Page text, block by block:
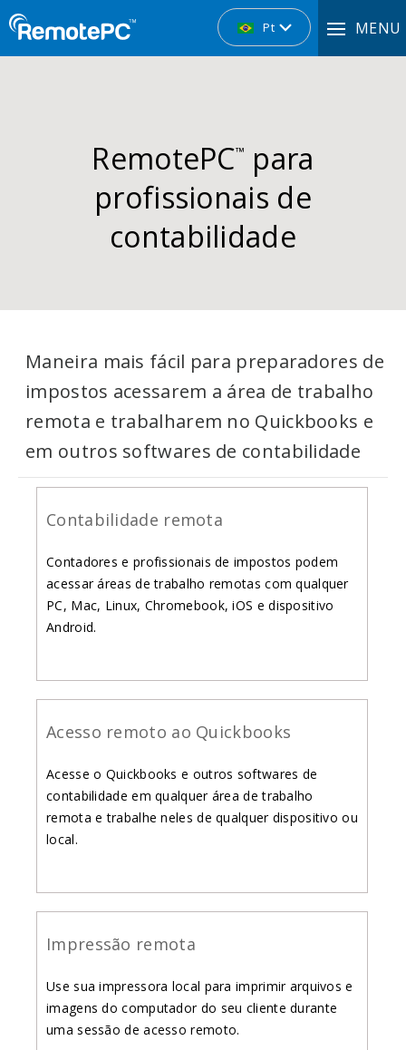
Pt MENU
RemotePC™
para
profissionais de
contabilidade
Maneira mais fácil para preparadores de
impostos acessarem a área de trabalho
remota e trabalharem no Quickbooks e
em outros softwares de contabilidade
Contabilidade remota
Contadores e profissionais de impostos podem
acessar áreas de trabalho remotas com qualquer
PC, Mac, Linux, Chromebook, iOS e dispositivo
Android.
Acesso remoto ao Quickbooks
Acesse o Quickbooks e outros softwares de
contabilidade em qualquer área de trabalho
remota e trabalhe neles de qualquer dispositivo ou
local.
Impressão remota
Use sua impressora local para imprimir arquivos e
imagens do computador do seu cliente durante
uma sessão de acesso remoto.